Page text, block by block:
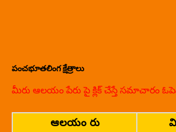
పంచభూతలింగ క్షేత్రాలు
మీరు ఆలయం పేరు పై క్లిక్ చేస్తే సమాచారం
ఆలయం పేరు